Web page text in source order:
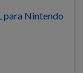
para Nintendo